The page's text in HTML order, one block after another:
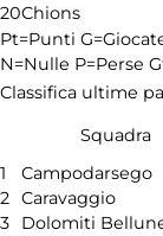
20Chions
Pt=Punti
N=Nulle P=Perse
Classifica ultime
Squadra
1
Campodarsego
2 Caravaggio
3
Dolomiti